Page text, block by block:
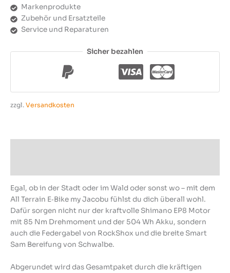
Markenprodukte
Zubehör und Ersatzteile
Service und Reparaturen
Sicher bezahlen
zzgl.Versandkosten
Egal, ob in der Stadt oder im Wald oder sonst wo – mit dem
All Terrain E‑Bike my Jacobu fühlst du dich über­all wohl.
Dafür sorgen nicht nur der kraftvolle Shimano EP8 Motor
mit 85 Nm Dreh­moment und der 504 Wh Akku, sondern
auch die Feder­gabel von RockShox und die breite Smart
Sam Be­rei­fung von Schwalbe.
Abgerundet wird das Gesamt­paket durch die kräf­tigen